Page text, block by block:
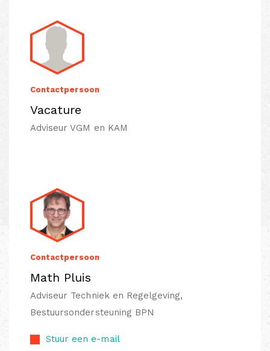
Contactpersoon
Vacature
Adviseur VGM en KAM
Contactpersoon
Math Pluis
Adviseur Techniek en Regelgeving,
Bestuursondersteuning BPN
Stuur een e-mail